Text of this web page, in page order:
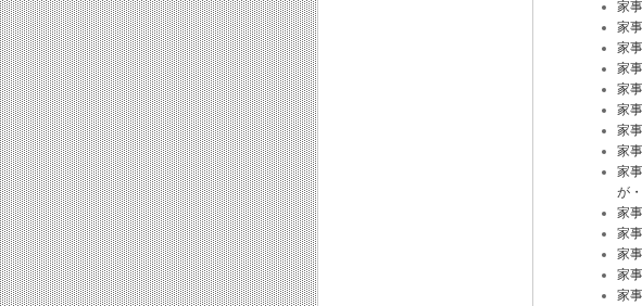
家
家
家
家
家
家
家
家
家
が
家
家
家
家
家